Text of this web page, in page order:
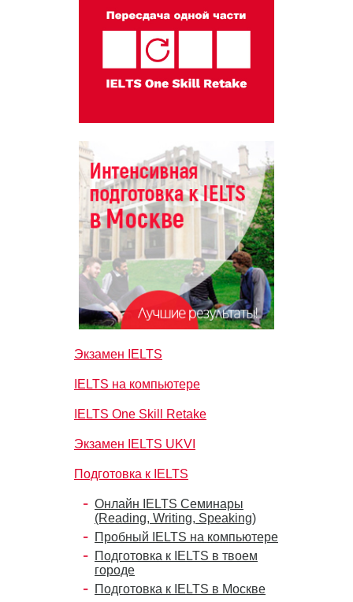
Экзамен IELTS
IELTS на компьютере
IELTS One Skill Retake
Экзамен IELTS UKVI
Подготовка к IELTS
Онлайн IELTS Семинары
(Reading, Writing, Speaking)
Пробный IELTS на компьютере
Подготовка к IELTS в твоем
городе
Подготовка к IELTS в Москве